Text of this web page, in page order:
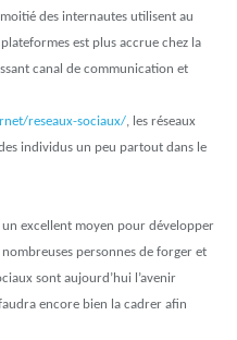
des internautes utilisent au
est plus accrue chez la
canal de communication et
reseaux-sociaux/, les réseaux
individus un peu partout dans le
un excellent moyen pour développer
personnes de forger et
sont aujourd’hui l’avenir
encore bien la cadrer afin